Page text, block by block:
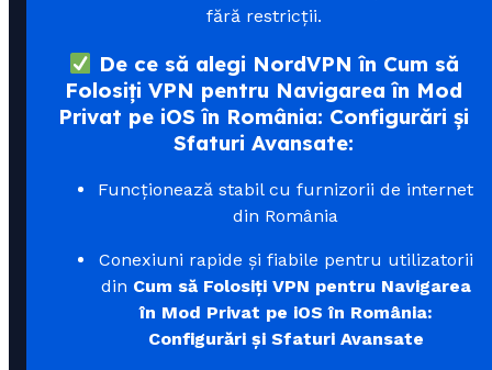
fără restricții.
De ce să alegi NordVPN în Cum să
Folosiți VPN pentru Navigarea în Mod
Privat pe iOS în România: Configurări și
Sfaturi Avansate:
Funcționează stabil cu furnizorii de internet
din România
Conexiuni rapide și fiabile pentru utilizatorii
din Cum să Folosiți VPN pentru Navigarea
în Mod Privat pe iOS în România:
Configurări și Sfaturi Avansate